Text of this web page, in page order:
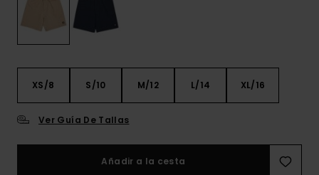
XS/8 S/10 M/12 L/14 XL/16
Ver Guía De Tallas
Añadir a la cesta